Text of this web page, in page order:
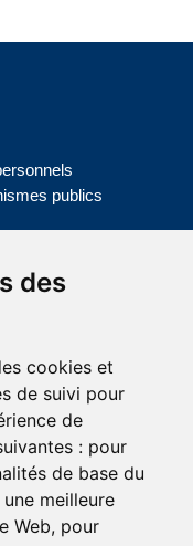
des
cookies et
de suivi pour
de
: pour
de base du
meilleure
Web, pour
publics